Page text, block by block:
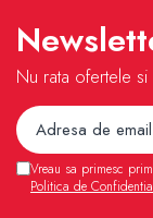
Nu rata ofertele
Vreau sa primesc
Politica de